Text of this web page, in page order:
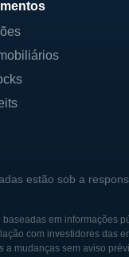
estão sob a
em informações
com investidores das
a mudanças sem aviso